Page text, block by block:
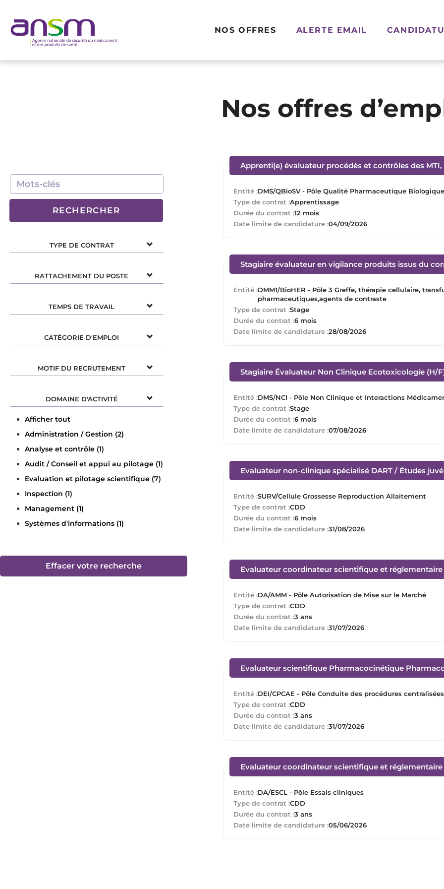
NOS OFFRES ALERTE EMAIL
Nos offres
RECHERCHER
TYPE DE CONTRAT
RATTACHEMENT DU POSTE
TEMPS DE TRAVAIL
CATÉGORIE D'EMPLOI
MOTIF DU RECRUTEMENT
DOMAINE D'ACTIVITÉ
Afficher tout
Administration / Gestion (2)
Analyse et contrôle (1)
Audit / Conseil et appui au pilotage (1)
Evaluation et pilotage scientifique (7)
Inspection (1)
Management (1)
Systèmes d'informations (1)
Effacer votre recherche
Apprenti(e) évaluateur procédés et contrôles des MTI,
Entité :DMS/QBioSV - Pôle Qualité Pharmaceutique
Type de contrat :Apprentissage
Durée du contrat :12 mois
Date limite de candidature :04/09/2026
Stagiaire évaluateur en vigilance produits issus du
Entité :DMM1/BioHER - Pôle 3 Greffe, thérapie cellulaire,
pharmaceutiques,agents de contraste
Type de contrat :Stage
Durée du contrat :6 mois
Date limite de candidature :28/08/2026
Stagiaire Évaluateur Non Clinique Ecotoxicologie (H/
Entité :DMS/NCI - Pôle Non Clinique et Interactions
Type de contrat :Stage
Durée du contrat :6 mois
Date limite de candidature :07/08/2026
Evaluateur non-clinique spécialisé DART / Études
Entité :SURV/Cellule Grossesse Reproduction Allaitement
Type de contrat :CDD
Durée du contrat :6 mois
Date limite de candidature :31/08/2026
Evaluateur coordinateur scientifique et réglementaire
Entité :DA/AMM - Pôle Autorisation de Mise sur le Marché
Type de contrat :CDD
Durée du contrat :3 ans
Date limite de candidature :31/07/2026
Evaluateur scientifique Pharmacocinétique
Entité :DEI/CPCAE - Pôle Conduite des procédures
Type de contrat :CDD
Durée du contrat :3 ans
Date limite de candidature :31/07/2026
Evaluateur coordinateur scientifique et réglementaire
Entité :DA/ESCL - Pôle Essais cliniques
Type de contrat :CDD
Durée du contrat :3 ans
Date limite de candidature :05/06/2026